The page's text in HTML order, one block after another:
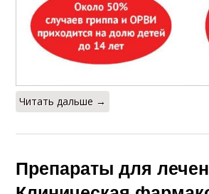
Читать дальше →
Препараты для